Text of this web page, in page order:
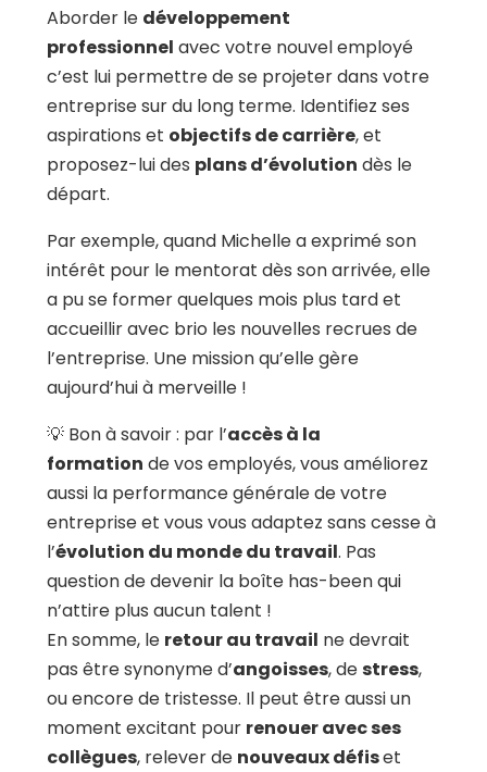
Aborder le développement
professionnel avec votre nouvel employé
c’est lui permettre de se projeter dans votre
entreprise sur du long terme. Identifiez ses
aspirations et objectifs de carrière, et
proposez-lui des plans d’évolution dès le
départ.
Par exemple, quand Michelle a exprimé son
intérêt pour le mentorat dès son arrivée, elle
a pu se former quelques mois plus tard et
accueillir avec brio les nouvelles recrues de
l’entreprise. Une mission qu’elle gère
aujourd’hui à merveille !
💡 Bon à savoir : par l’accès à la
formation de vos employés, vous améliorez
aussi la performance générale de votre
entreprise et vous vous adaptez sans cesse à
l’évolution du monde du travail. Pas
question de devenir la boîte has-been qui
n’attire plus aucun talent !
En somme, le retour au travail ne devrait
pas être synonyme d’angoisses, destress,
ou encore de tristesse. Il peut être aussi un
moment excitant pour renouer avec ses
collègues, relever de nouveaux défiset